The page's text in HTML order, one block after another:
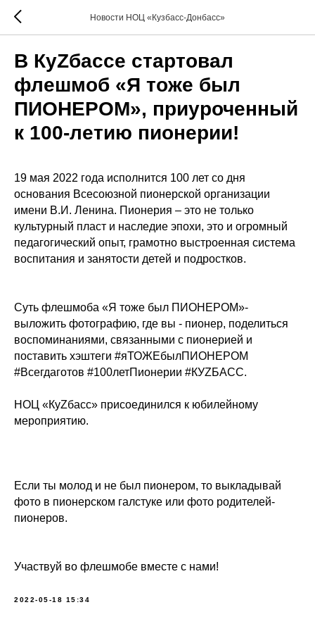
Новости НОЦ «Кузбасс-Донбасс»
В КуZбассе стартовал
флешмоб «Я тоже был
ПИОНЕРОМ», приуроченный
к 100-летию пионерии!
19 мая 2022 года исполнится 100 лет со дня
основания Всесоюзной пионерской организации
имени В.И. Ленина. Пионерия – это не только
культурный пласт и наследие эпохи, это и огромный
педагогический опыт, грамотно выстроенная система
воспитания и занятости детей и подростков.
Суть флешмоба «Я тоже был ПИОНЕРОМ»-
выложить фотографию, где вы - пионер, поделиться
воспоминаниями, связанными с пионерией и
поставить хэштеги #яТОЖЕбылПИОНЕРОМ
#Всегдаготов #100летПионерии #КУZБАСС.
НОЦ «КуZбасс» присоединился к юбилейному
мероприятию.
Если ты молод и не был пионером, то выкладывай
фото в пионерском галстуке или фото родителей-
пионеров.
Участвуй во флешмобе вместе с нами!
2022-05-18 15:34